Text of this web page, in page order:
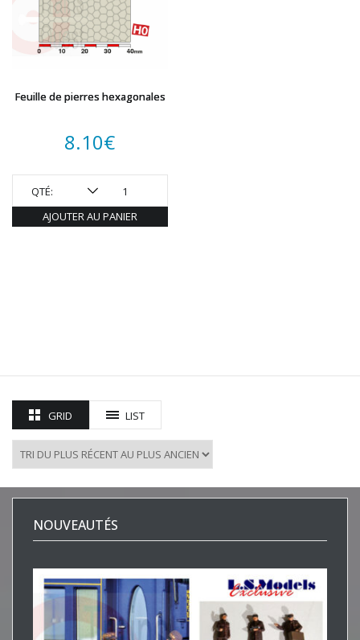
Feuille de pierres hexagonales
8.10€
QTÉ:
AJOUTER AU PANIER
GRID LIST
NOUVEAUTÉS